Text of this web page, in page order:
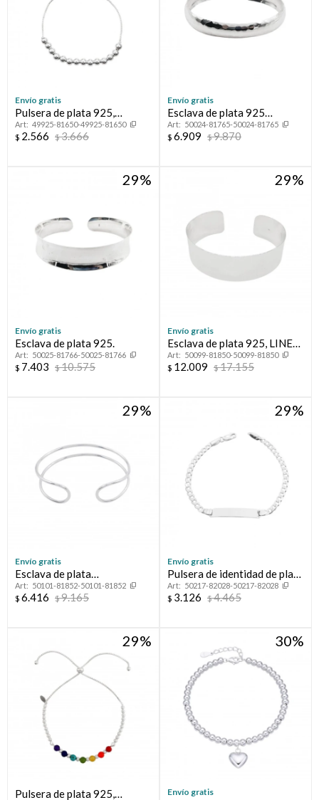
Envío gratis
Pulsera de plata 925,
autoajustable.
49925-81650-49925-81650
$ 2.566 $3.666
Envío gratis
Esclava de plata 925
martillada.
50024-81765-50024-81765
$ 6.909 $9.870
29
Envío gratis
Esclava de plata 925.
50025-81766-50025-81766
$ 7.403 $10.575
29
Envío gratis
Esclava de plata 925, LINEA
FLORESSER
50099-81850-50099-81850
$ 12.009 $17.155
29
Envío gratis
Esclava de plata
925,CALADA.
50101-81852-50101-81852
$ 6.416 $9.165
29
Envío gratis
Pulsera de identidad de plata
925.50217-82028-50217-82028
$ 3.126 $4.465
29
Pulsera de plata 925,
30
Envío gratis